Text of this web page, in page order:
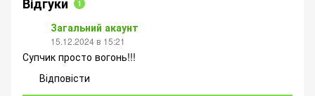
1
Загальний акаунт
15.12.2024 в 15:21
Супчик просто вогонь!!!
Відповісти